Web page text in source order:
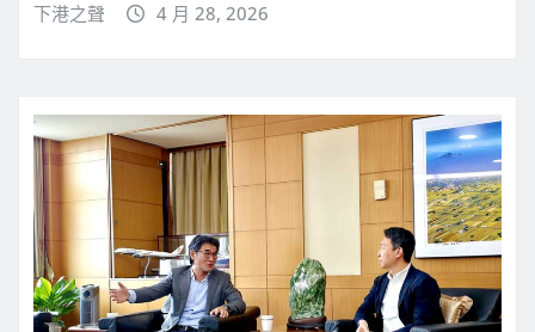
下港之聲 4 月 28, 2026